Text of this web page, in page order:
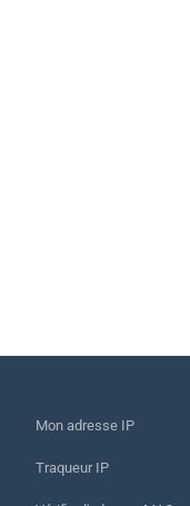
Mon adresse IP
Traqueur IP